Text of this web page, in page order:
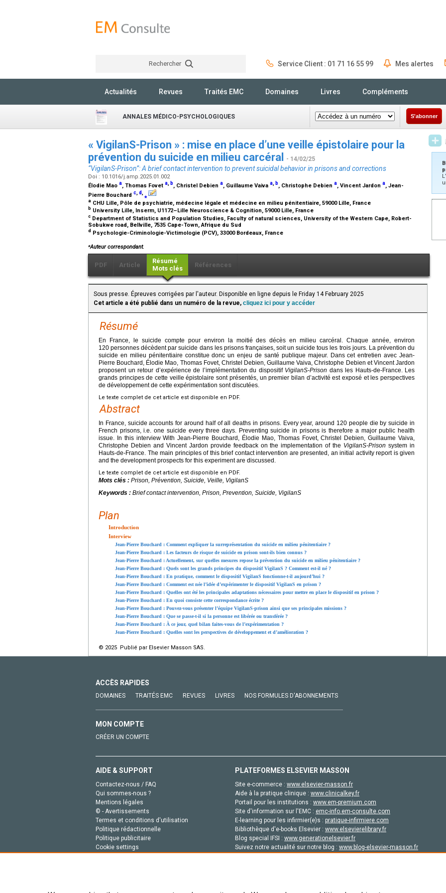
Rechercher Service Client : 01 71 16 55 99 Mes alertes
Actualités Revues Traités EMC Domaines Livres Compléments
ANNALES MÉDICO-PSYCHOLOGIQUES S'abonner
« VigilanS-Prison » : mise en place d’une veille épistolaire pour la
prévention du suicide en milieu carcéral
- 14/02/25
“VigilanS-Prison”: A brief contact intervention to prevent suicidal behavior in prisons and corrections
Doi : 10.1016/j.amp.2025.01.002
Élodie Mao a, Thomas Fovet a b, Christel Debien a, Guillaume Vaiva a b, Christophe Debien a, Vincent Jardon a, Jean-
Pierre Bouchard c d ⁎
a CHU Lille, Pôle de psychiatrie, médecine légale et médecine en milieu pénitentiaire, 59000 Lille, France
b University Lille, Inserm, U1172–Lille Neuroscience & Cognition, 59000 Lille, France
c Department of Statistics and Population Studies, Faculty of natural sciences, University of the Western Cape, Robert-
Sobukwe road, Bellville, 7535 Cape-Town, Afrique du Sud
d Psychologie-Criminologie-Victimologie (PCV), 33000 Bordeaux, France
⁎Auteur correspondant.
PDF Article
Résumé
Mots clés
Références
Sous presse. Épreuves corrigées par l'auteur. Disponible en ligne depuis le Friday 14 February 2025
Cet article a été publié dans un numéro de la revue, cliquez ici pour y accéder
Résumé
En France, le suicide compte pour environ la moitié des décès en milieu carcéral. Chaque année, environ
120 personnes décèdent par suicide dans les prisons françaises, soit un suicide tous les trois jours. La prévention du
suicide en milieu pénitentiaire constitue donc un enjeu de santé publique majeur. Dans cet entretien avec Jean-
Pierre Bouchard, Élodie Mao, Thomas Fovet, Christel Debien, Guillaume Vaiva, Christophe Debien et Vincent Jardon
proposent un retour d’expérience de l’implémentation du dispositif VigilanS-Prison dans les Hauts-de-France. Les
grands principes de cette veille épistolaire sont présentés, un premier bilan d’activité est exposé et les perspectives
de développement de cette expérimentation sont discutées.
Le texte complet de cet article est disponible en PDF.
Abstract
In France, suicide accounts for around half of all deaths in prisons. Every year, around 120 people die by suicide in
French prisons, i.e. one suicide every three days. Preventing suicide in prisons is therefore a major public health
issue. In this interview With Jean-Pierre Bouchard, Élodie Mao, Thomas Fovet, Christel Debien, Guillaume Vaiva,
Christophe Debien and Vincent Jardon provide feedback on the implementation of the VigilanS-Prison system in
Hauts-de-France. The main principles of this brief contact intervention are presented, an initial activity report is given
and the development prospects for this experiment are discussed.
Le texte complet de cet article est disponible en PDF.
Mots clés : Prison, Prévention, Suicide, Veille, VigilanS
Keywords : Brief contact intervention, Prison, Prevention, Suicide, VigilanS
Plan
Introduction
Interview
Jean-Pierre Bouchard : Comment expliquer la surreprésentation du suicide en milieu pénitentiaire ?
Jean-Pierre Bouchard : Les facteurs de risque de suicide en prison sont-ils bien connus ?
Jean-Pierre Bouchard : Actuellement, sur quelles mesures repose la prévention du suicide en milieu pénitentiaire ?
Jean-Pierre Bouchard : Quels sont les grands principes du dispositif VigilanS ? Comment est-il né ?
Jean-Pierre Bouchard : En pratique, comment le dispositif VigilanS fonctionne-t-il aujourd’hui ?
Jean-Pierre Bouchard : Comment est née l’idée d’expérimenter le dispositif VigilanS en prison ?
Jean-Pierre Bouchard : Quelles ont été les principales adaptations nécessaires pour mettre en place le dispositif en prison ?
Jean-Pierre Bouchard : En quoi consiste cette correspondance écrite ?
Jean-Pierre Bouchard : Pouvez-vous présenter l’équipe VigilanS-prison ainsi que ses principales missions ?
Jean-Pierre Bouchard : Que se passe-t-il si la personne est libérée ou transférée ?
Jean-Pierre Bouchard : À ce jour, quel bilan faites-vous de l’expérimentation ?
Jean-Pierre Bouchard : Quelles sont les perspectives de développement et d’amélioration ?
© 2025 Publié par Elsevier Masson SAS.
ACCÈS RAPIDES
DOMAINES TRAITÉS EMC REVUES LIVRES NOS FORMULES D'ABONNEMENTS
MON COMPTE
CRÉER UN COMPTE
AIDE & SUPPORT
Contactez-nous / FAQ
Qui sommes-nous ?
Mentions légales
© - Avertissements
Termes et conditions d'utilisation
Politique rédactionnelle
Politique publicitaire
Cookie settings
PLATEFORMES ELSEVIER MASSON
Site e-commerce : www.elsevier-masson.fr
Aide à la pratique clinique : www.clinicalkey.fr
Portail pour les institutions : www.em-premium.com
Site d'information sur l'EMC : emc-info.em-consulte.com
E-learning pour les infirmier(e)s : pratique-infirmiere.com
Bibliothèque d'e-books Elsevier : www.elsevierelibrary.fr
Blog special IFSI : www.generationelsevier.fr
Suivez notre actualité sur notre blog : www.blog-elsevier-masson.fr